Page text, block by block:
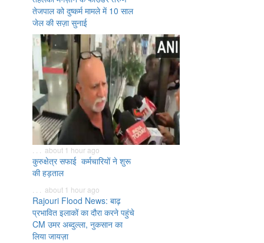
तेजपाल को दुष्कर्म मामले में 10 साल
जेल की सज़ा सुनाई
. . . about 1 hour ago
कुरुक्षेत्र सफाई कर्मचारियों ने शुरू
की हड़ताल
. . . about 1 hour ago
Rajouri Flood News: बाढ़
प्रभावित इलाकों का दौरा करने पहुंचे
CM उमर अब्दुल्ला, नुकसान का
लिया जायज़ा